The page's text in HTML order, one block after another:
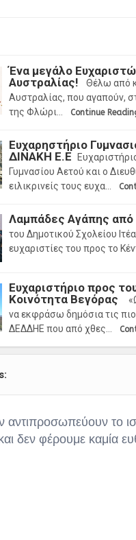
Ένα μεγάλο
Αυστραλίας!
Θέλω από
Αυστραλίας, που αγαπούν,
της Φλώρι…
Continue
Ευχαρηστήριο
ΔΙΝΑΚΗ Ε.Ε
Γυμνασίου Αετού και ο
ειλικρινείς τους ευχα…
Λαμπάδες Αγάπης από
του Δημοτικού Σχολείου
ευχαριστίες του προς το
Ευχαριστήριο προς
Κοινότητα Βεγόρας
να εκφράσω δημόσια τις
ΔΕΔΔΗΕ που από χθες…
αντιπροσωπεύουν το
δεν φέρουμε καμία